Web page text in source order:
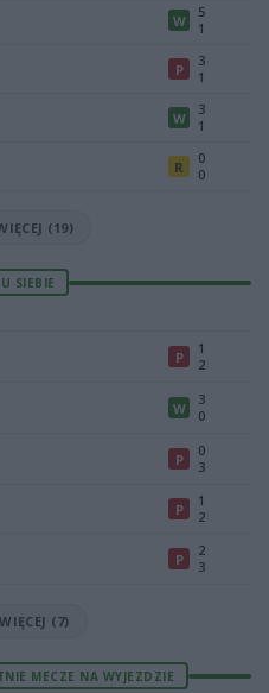
W
5
1
P
3
1
W
3
1
R
0
0
(19)
SIEBIE
P
1
2
W
3
0
P
0
3
P
1
2
P
2
3
(7)
MECZE NA WYJEZDZIE